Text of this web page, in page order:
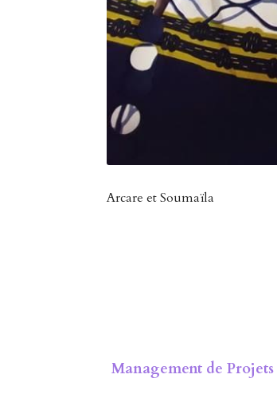
Arcare et Soumaïla
Management de Projets